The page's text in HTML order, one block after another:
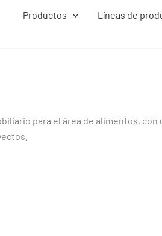
Productos Líneas de
para el área de alimentos,